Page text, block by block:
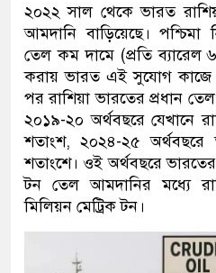
২০২২ সাল থেকে ভারত
আমদানি বাড়িয়েছে। পশ্চিমা
তেল কম দামে (প্রতি ব্যারেল
করায় ভারত এই সুযোগ কাজে
পর রাশিয়া ভারতের প্রধান
২০১৯-২০ অর্থবছরে যেখানে
শতাংশ, ২০২৪-২৫ অর্থবছরে
শতাংশে। ওই অর্থবছরে
টন তেল আমদানির মধ্যে
মিলিয়ন মেট্রিক টন।